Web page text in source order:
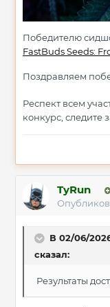
Победителю
FastBuds Seeds:
Поздравляем
Респект всем
конкурс, следите
TyRun
В 02/06/
сказал:
Результаты